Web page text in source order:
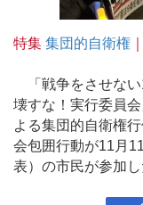
特集 集団的自衛権
「戦争をさせない
壊すな！実行委員
よる集団的自衛権
会包囲行動が11月
表）の市民が参加し